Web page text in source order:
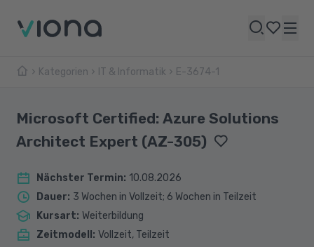
Kategorien IT & Informatik E-3674-1
Microsoft Certified: Azure Solutions
Architect Expert (AZ-305)
Nächster Termin: 10.08.2026
Dauer: 3 Wochen in Vollzeit; 6 Wochen in Teilzeit
Kursart: Weiterbildung
Zeitmodell : Vollzeit, Teilzeit